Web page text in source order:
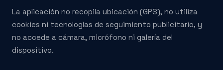
La aplicación no recopila ubicación (GPS), no utiliza
cookies ni tecnologías de seguimiento publicitario, y
no accede a cámara, micrófono ni galería del
dispositivo.